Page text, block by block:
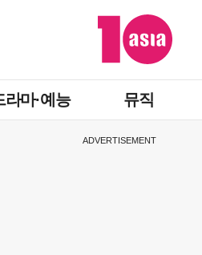
라마·예능 뮤직
ADVERTISEMENT